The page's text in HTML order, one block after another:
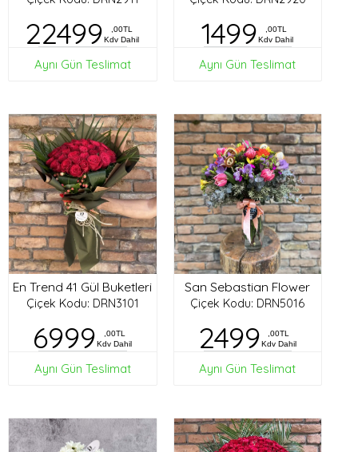
22499
,00TL
Kdv Dahil
Aynı Gün Teslimat
1499
,00TL
Kdv Dahil
Aynı Gün Teslimat
En Trend 41 Gül Buketleri
Çiçek Kodu: DRN3101
6999
,00TL
Kdv Dahil
Aynı Gün Teslimat
San Sebastian Flower
Çiçek Kodu: DRN5016
2499
,00TL
Kdv Dahil
Aynı Gün Teslimat